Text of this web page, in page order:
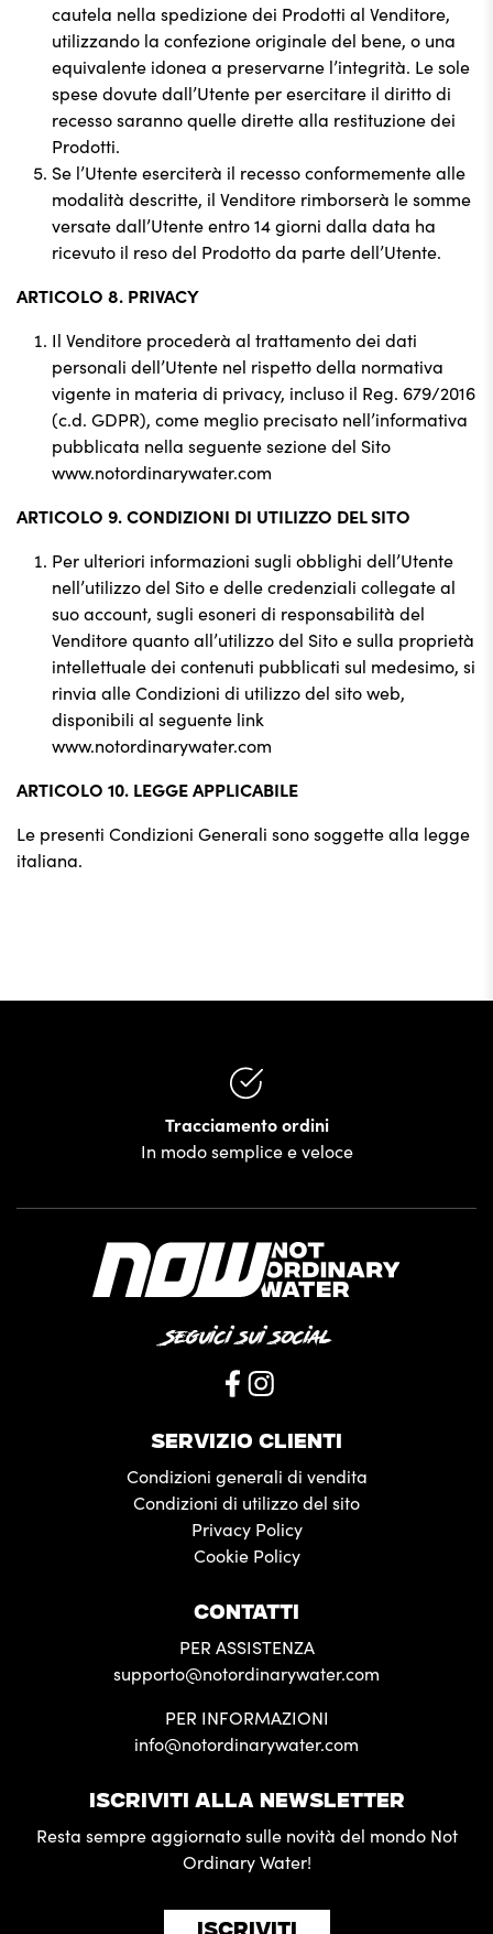
cautela nella spedizione dei Prodotti al Venditore,
utilizzando la confezione originale del bene, o una
equivalente idonea a preservarne l’integrità. Le sole
spese dovute dall’Utente per esercitare il diritto di
recesso saranno quelle dirette alla restituzione dei
Prodotti.
Se l’Utente eserciterà il recesso conformemente alle
modalità descritte, il Venditore rimborserà le somme
versate dall’Utente entro 14 giorni dalla data ha
ricevuto il reso del Prodotto da parte dell’Utente.
ARTICOLO 8. PRIVACY
Il Venditore procederà al trattamento dei dati
personali dell’Utente nel rispetto della normativa
vigente in materia di privacy, incluso il Reg. 679/2016
(c.d. GDPR), come meglio precisato nell’informativa
pubblicata nella seguente sezione del Sito
www.notordinarywater.com
ARTICOLO 9. CONDIZIONI DI UTILIZZO DEL SITO
Per ulteriori informazioni sugli obblighi dell’Utente
nell’utilizzo del Sito e delle credenziali collegate al
suo account, sugli esoneri di responsabilità del
Venditore quanto all’utilizzo del Sito e sulla proprietà
intellettuale dei contenuti pubblicati sul medesimo, si
rinvia alle Condizioni di utilizzo del sito web,
disponibili al seguente link
www.notordinarywater.com
ARTICOLO 10. LEGGE APPLICABILE
Le presenti Condizioni Generali sono soggette alla legge
italiana.
Tracciamento ordini
In modo semplice e veloce
Seguici sui social
SERVIZIO CLIENTI
Condizioni generali di vendita
Condizioni di utilizzo del sito
Privacy Policy
Cookie Policy
CONTATTI
PER ASSISTENZA
supporto@notordinarywater.com
PER INFORMAZIONI
info@notordinarywater.com
ISCRIVITI ALLA NEWSLETTER
Resta sempre aggiornato sulle novità del mondo Not
Ordinary Water!